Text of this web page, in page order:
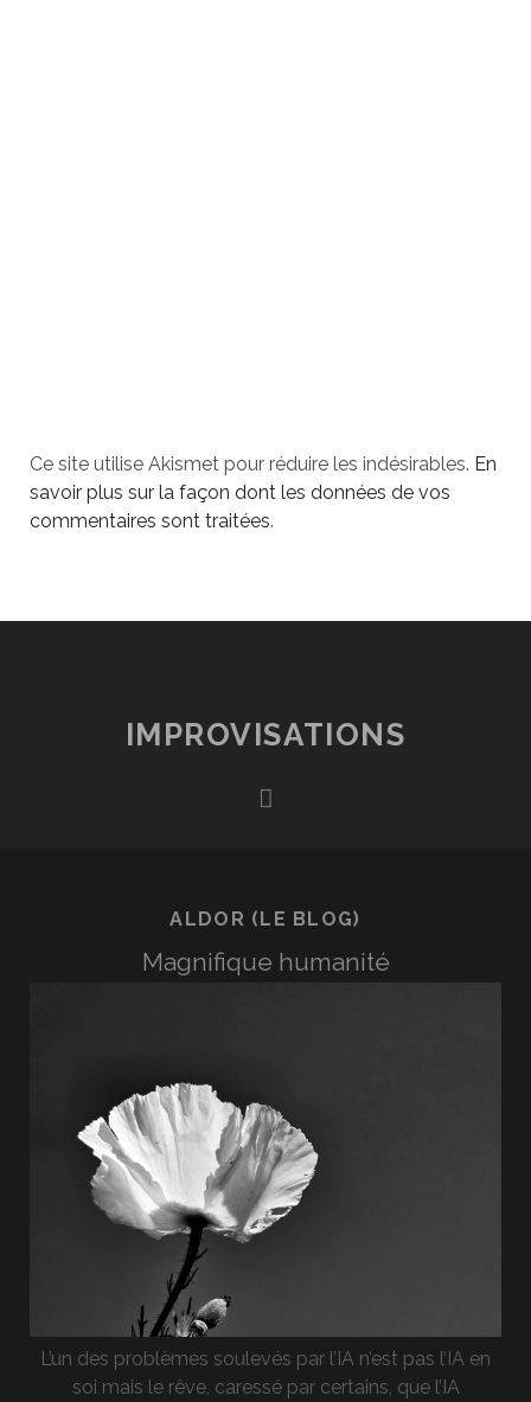
Ce site utilise Akismet pour réduire les indésirables. En
savoir plus sur la façon dont les données de vos
commentaires sont traitées.
IMPROVISATIONS
ALDOR (LE BLOG)
Magnifique humanité
L’un des problèmes soulevés par l’IA n’est pas l’IA en
soi mais le rêve, caressé par certains, que l’IA